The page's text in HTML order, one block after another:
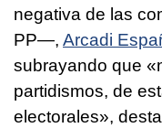
negativa de las
PP—, Arcadi
subrayando que
partidismos, de
electorales»,